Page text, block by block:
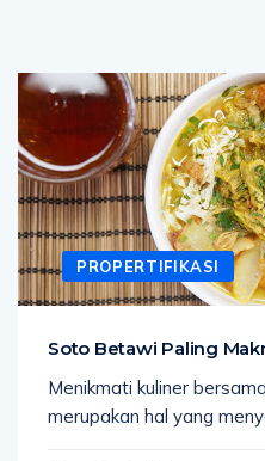
PROPERTIFIKASI
Soto Betawi Paling
Menikmati kuliner
merupakan hal yang